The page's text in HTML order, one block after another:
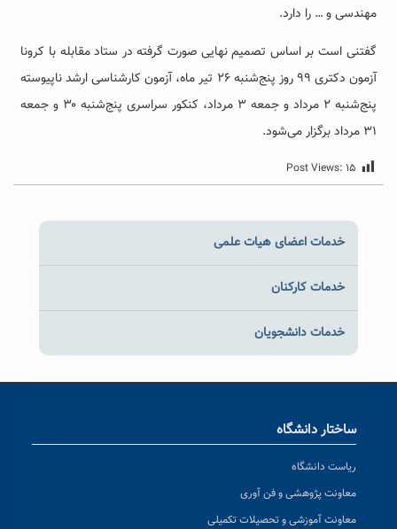
مهندسی و … را دارد.
گفتنی است بر اساس تصمیم نهایی صورت گرفته در ستاد مقابله با کرونا
آزمون دکتری ۹۹ روز پنج‌شنبه ۲۶ تیر ماه، آزمون کارشناسی ارشد ناپیوسته
پنج‌شنبه ۲ مرداد و جمعه ۳ مرداد، کنکور سراسری پنج‌شنبه ۳۰ و جمعه
۳۱ مرداد برگزار می‌شود.
Post Views: ۱۵
خدمات اعضای هیات علمی
خدمات کارکنان
خدمات دانشجویان
ساختار دانشگاه
ریاست دانشگاه
معاونت پژوهشی و فن آوری
معاونت آموزشی و تحصیلات تکمیلی